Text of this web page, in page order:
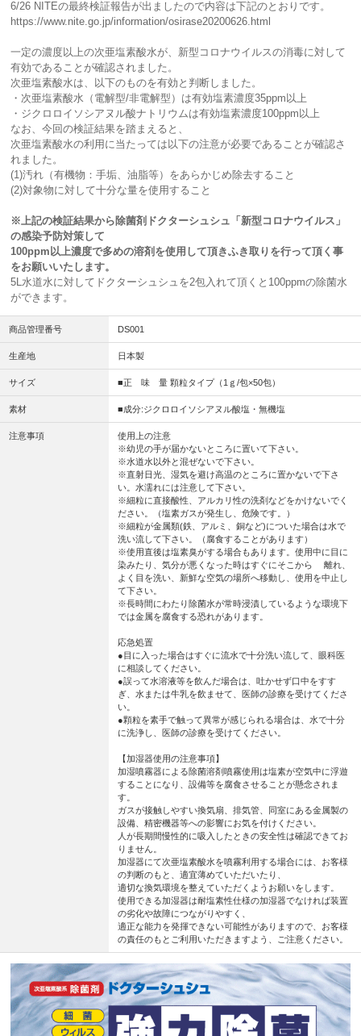
6/26 NITEの最終検証報告が出ましたので内容は下記のとおりです。
https://www.nite.go.jp/information/osirase20200626.html
一定の濃度以上の次亜塩素酸水が、新型コロナウイルスの消毒に対して
有効であることが確認されました。
次亜塩素酸水は、以下のものを有効と判断しました。
・次亜塩素酸水（電解型/非電解型）は有効塩素濃度35ppm以上
・ジクロロイソシアヌル酸ナトリウムは有効塩素濃度100ppm以上
なお、今回の検証結果を踏まえると、
次亜塩素酸水の利用に当たっては以下の注意が必要であることが確認さ
れました。
(1)汚れ（有機物：手垢、油脂等）をあらかじめ除去すること
(2)対象物に対して十分な量を使用すること
※上記の検証結果から除菌剤ドクターシュシュ「新型コロナウイルス」
の感染予防対策して
100ppm以上濃度で多めの溶剤を使用して頂きふき取りを行って頂く事
をお願いいたします。
5L水道水に対してドクターシュシュを2包入れて頂くと100ppmの除菌水
ができます。
商品管理番号 DS001
生産地 日本製
サイズ ■正 味 量 顆粒タイプ（1ｇ/包×50包）
素材 ■成分:ジクロロイソシアヌル酸塩・無機塩
注意事項
使用上の注意
※幼児の手が届かないところに置いて下さい。
※水道水以外と混ぜないで下さい。
※直射日光、湿気を避け高温のところに置かないで下さ
い。水濡れには注意して下さい。
※細粒に直接酸性、アルカリ性の洗剤などをかけないでく
ださい。（塩素ガスが発生し、危険です。）
※細粒が金属類(鉄、アルミ、銅など)についた場合は水で
洗い流して下さい。（腐食することがあります）
※使用直後は塩素臭がする場合もあります。使用中に目に
染みたり、気分が悪くなった時はすぐにそこから 離れ、
よく目を洗い、新鮮な空気の場所へ移動し、使用を中止し
て下さい。
※長時間にわたり除菌水が常時浸漬しているような環境下
では金属を腐食する恐れがあります。
応急処置
●目に入った場合はすぐに流水で十分洗い流して、眼科医
に相談してください。
●誤って水溶液等を飲んだ場合は、吐かせず口中をすす
ぎ、水または牛乳を飲ませて、医師の診療を受けてくださ
い。
●顆粒を素手で触って異常が感じられる場合は、水で十分
に洗浄し、医師の診療を受けてください。
【加湿器使用の注意事項】
加湿噴霧器による除菌溶剤噴霧使用は塩素が空気中に浮遊
することになり、設備等を腐食させることが懸念されま
す。
ガスが接触しやすい換気扇、排気管、同室にある金属製の
設備、精密機器等への影響にお気を付けください。
人が長期間慢性的に吸入したときの安全性は確認できてお
りません。
加湿器にて次亜塩素酸水を噴霧利用する場合には、お客様
の判断のもと、適宜薄めていただいたり、
適切な換気環境を整えていただくようお願いをします。
使用できる加湿器は耐塩素性仕様の加湿器でなければ装置
の劣化や故障につながりやすく、
適正な能力を発揮できない可能性がありますので、お客様
の責任のもとご利用いただきますよう、ご注意ください。